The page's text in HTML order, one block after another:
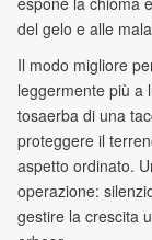
del gelo e alle
Il modo migliore
leggermente più a
tosaerba di una
proteggere il
aspetto ordinato.
operazione:
gestire la crescita